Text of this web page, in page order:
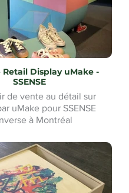
Retail Display uMake -
SSENSE
de vente au détail sur
uMake pour SSENSE
à Montréal